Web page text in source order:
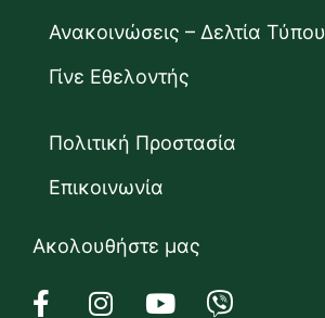
Ανακοινώσεις – Δελτία Τύπου
Γίνε Εθελοντής
Πολιτική Προστασία
Επικοινωνία
Ακολουθήστε μας